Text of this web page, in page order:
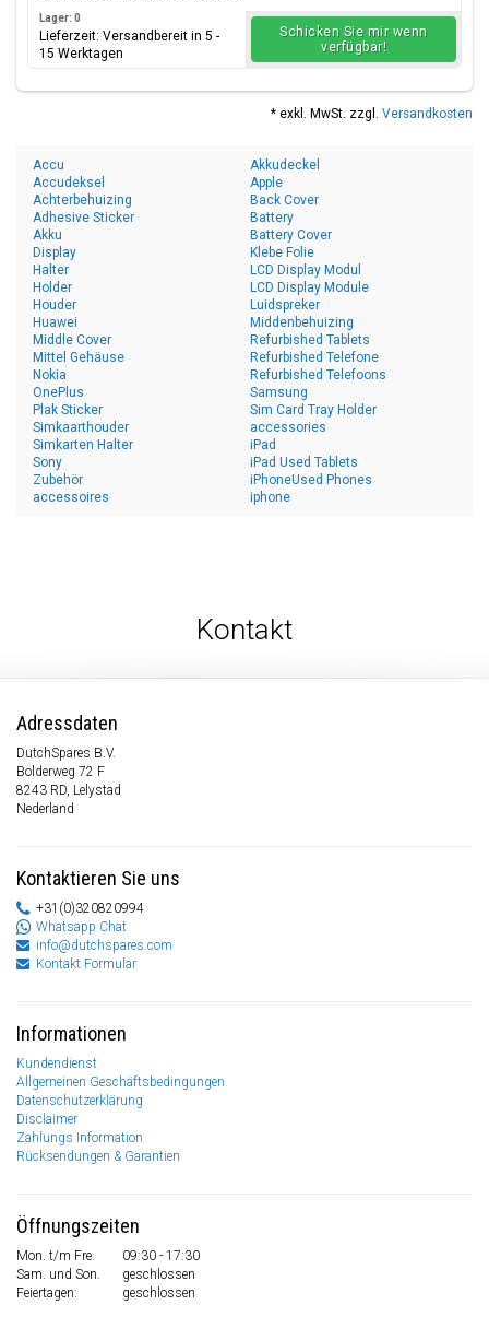
Lager: 0
Lieferzeit: Versandbereit in 5 -
15 Werktagen
Schicken Sie mir wenn
verfügbar!
* exkl. MwSt. zzgl. Versandkosten
Accu
Accudeksel
Achterbehuizing
Adhesive Sticker
Akku
Akkudeckel
Apple
Back Cover
Battery
Battery Cover
Display
Halter
Holder
Houder
Huawei
Klebe Folie
LCD Display Modul
LCD Display Module
Luidspreker
Middenbehuizing
Middle Cover
Mittel Gehäuse
Nokia
OnePlus
Plak Sticker
Refurbished Tablets
Refurbished Telefone
Refurbished Telefoons
Samsung
Sim Card Tray Holder
Simkaarthouder
Simkarten Halter
Sony
Zubehör
accessoires
accessories
iPad
iPad Used Tablets
iPhoneUsed Phones
iphone
Kontakt
Adressdaten
DutchSpares B.V.
Bolderweg 72 F
8243 RD, Lelystad
Nederland
Kontaktieren Sie uns
+31(0)320820994
Whatsapp Chat
info@dutchspares.com
Kontakt Formular
Informationen
Kundendienst
Allgemeinen Geschäftsbedingungen
Datenschutzerklärung
Disclaimer
Zahlungs Information
Rücksendungen & Garantien
Öffnungszeiten
Mon. t/m Fre.
09:30 - 17:30
Sam. und Son.
geschlossen
Feiertagen:
geschlossen